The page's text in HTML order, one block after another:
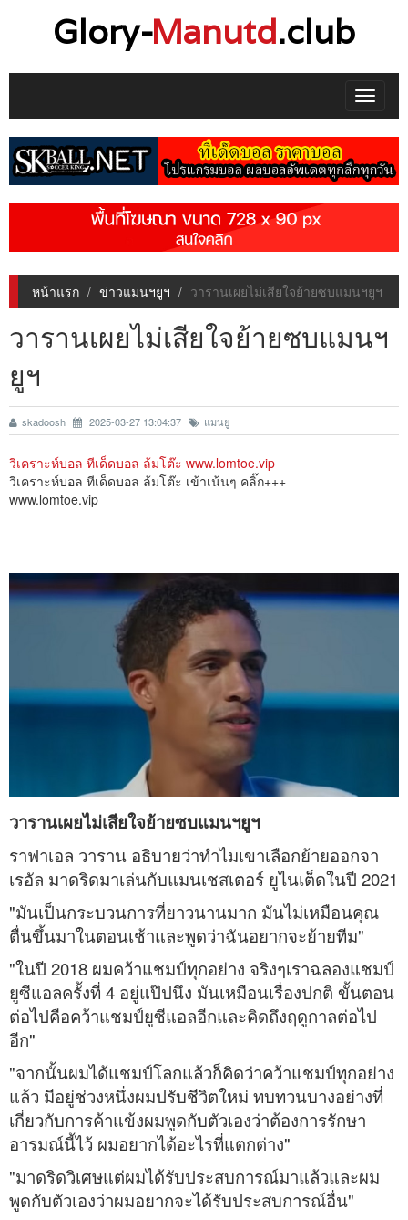
Glory-Manutd.club
Toggle
หน้าแรก ข่าวแมนฯยูฯ วารานเผยไม่เสียใจย้ายซบแมนฯยูฯ
วารานเผยไม่เสียใจย้ายซบแมนฯ
ยูฯ
skadoosh 2025-03-27 13:04:37 แมนยู
วิเคราะห์บอล ทีเด็ดบอล ล้มโต๊ะ www.lomtoe.vip
วิเคราะห์บอล ทีเด็ดบอล ล้มโต๊ะ เข้าเน้นๆ คลิ๊ก+++
www.lomtoe.vip
วารานเผยไม่เสียใจย้ายซบแมนฯยูฯ
ราฟาเอล วาราน อธิบายว่าทำไมเขาเลือกย้ายออกจา
เรอัล มาดริดมาเล่นกับแมนเชสเตอร์ ยูไนเต็ดในปี 2021
"มันเป็นกระบวนการที่ยาวนานมาก มันไม่เหมือนคุณ
ตื่นขึ้นมาในตอนเช้าและพูดว่าฉันอยากจะย้ายทีม"
"ในปี 2018 ผมคว้าแชมป์ทุกอย่าง จริงๆเราฉลองแชมป์
ยูซีแอลครั้งที่ 4 อยู่แป๊ปนึง มันเหมือนเรื่องปกติ ขั้นตอน
ต่อไปคือคว้าแชมป์ยูซีแอลอีกและคิดถึงฤดูกาลต่อไป
อีก"
"จากนั้นผมได้แชมป์โลกแล้วก็คิดว่าคว้าแชมป์ทุกอย่าง
แล้ว มีอยู่ช่วงหนึ่งผมปรับชีวิตใหม่ ทบทวนบางอย่างที่
เกี่ยวกับการค้าแข้งผมพูดกับตัวเองว่าต้องการรักษา
อารมณ์นี้ไว้ ผมอยากได้อะไรที่แตกต่าง"
"มาดริดวิเศษแต่ผมได้รับประสบการณ์มาแล้วและผม
พูดกับตัวเองว่าผมอยากจะได้รับประสบการณ์อื่น"